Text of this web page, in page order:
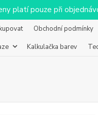
platí pouze při
Obchodní podmínky
Kalkulačka barev